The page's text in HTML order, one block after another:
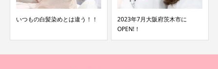
いつもの白髪染めとは違う！！
2023年7月大阪府茨木市に
OPEN!！